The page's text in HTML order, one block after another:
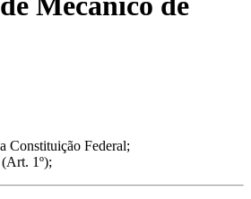
Constituição Federal;
1º);